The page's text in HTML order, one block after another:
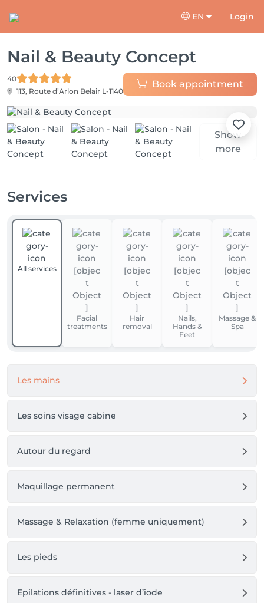
EN Login
Nail & Beauty Concept
40
113, Route d’Arlon Belair L-1140
Book appointment
Show
more
Services
All services
Facial
treatments
Hair
removal
Nails,
Hands &
Feet
Massage &
Spa
Les mains
Les soins visage cabine
Autour du regard
Maquillage permanent
Massage & Relaxation (femme uniquement)
Les pieds
Epilations définitives - laser d’iode